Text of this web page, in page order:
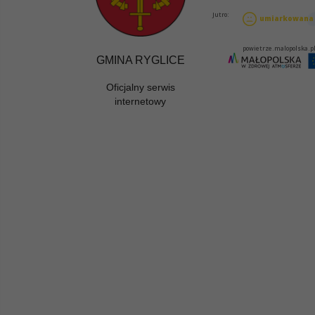
GMINA RYGLICE
Oficjalny serwis
internetowy